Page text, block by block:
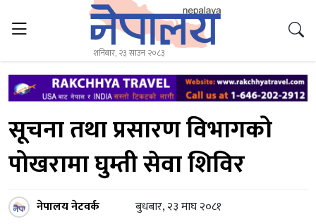
शनिबार, २३ साउन २०८३
सूचना तथा प्रसारण विभागको
पोखरामा घुम्ती सेवा शिविर
नेपालय नेटवर्क बुधबार, २३ माघ २०८१